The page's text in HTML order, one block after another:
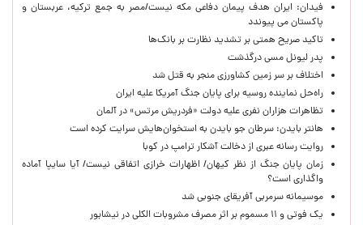
فیدان: ایران هدف پیمان دفاعی مکه نیست/مصر به جمع ترکیه، عربستان و
پاکستان می پیوندد
تاکید صریح همتی بر تشدید نظارت بر بانک‌ها
پدر لیونل مسی درگذشت
اختلاف بر سر زمین کشاورزی منجر به قتل شد
راه‌حل نماینده روسیه برای پایان جنگ آمریکا علیه ایران
تظاهرات هزاران نفری علیه دولت «فردریش مرتس» در آلمان
هانتر بایدن: سرطان جو بایدن به استخوان‌هایش سرایت کرده است
روایت رسانه عبری از دخالت آشکار ترامپ در کوبا
زمان پایان جنگ از نظر کیهان/ اظهارات خرازی اتفاقی نیست/ آیا سایپا آماده
واگذاری است؟
موسیمانه سرمربی آفریقای جنوبی شد
یک فوتی و ۱۱ مسموم بر اثر مصرف مشروبات الکلی در نیشابور